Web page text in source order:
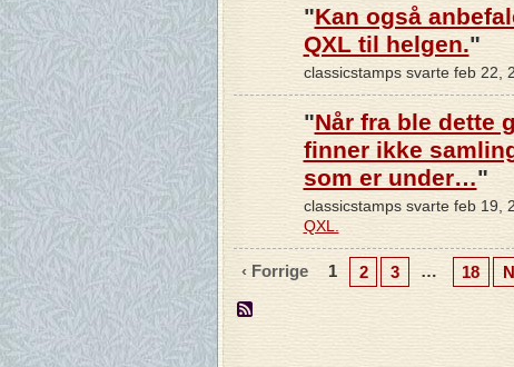
"Kan også
QXL til helgen."
classicstamps svarte feb 22,
"Når fra ble dette
finner ikke
som er under…"
classicstamps svarte feb 19,
QXL.
‹ Forrige 1 2 3 … 18